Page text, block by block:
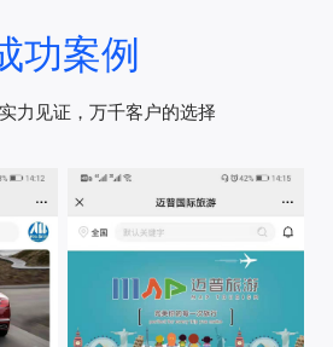
功案例
力见证，万千客户的选择